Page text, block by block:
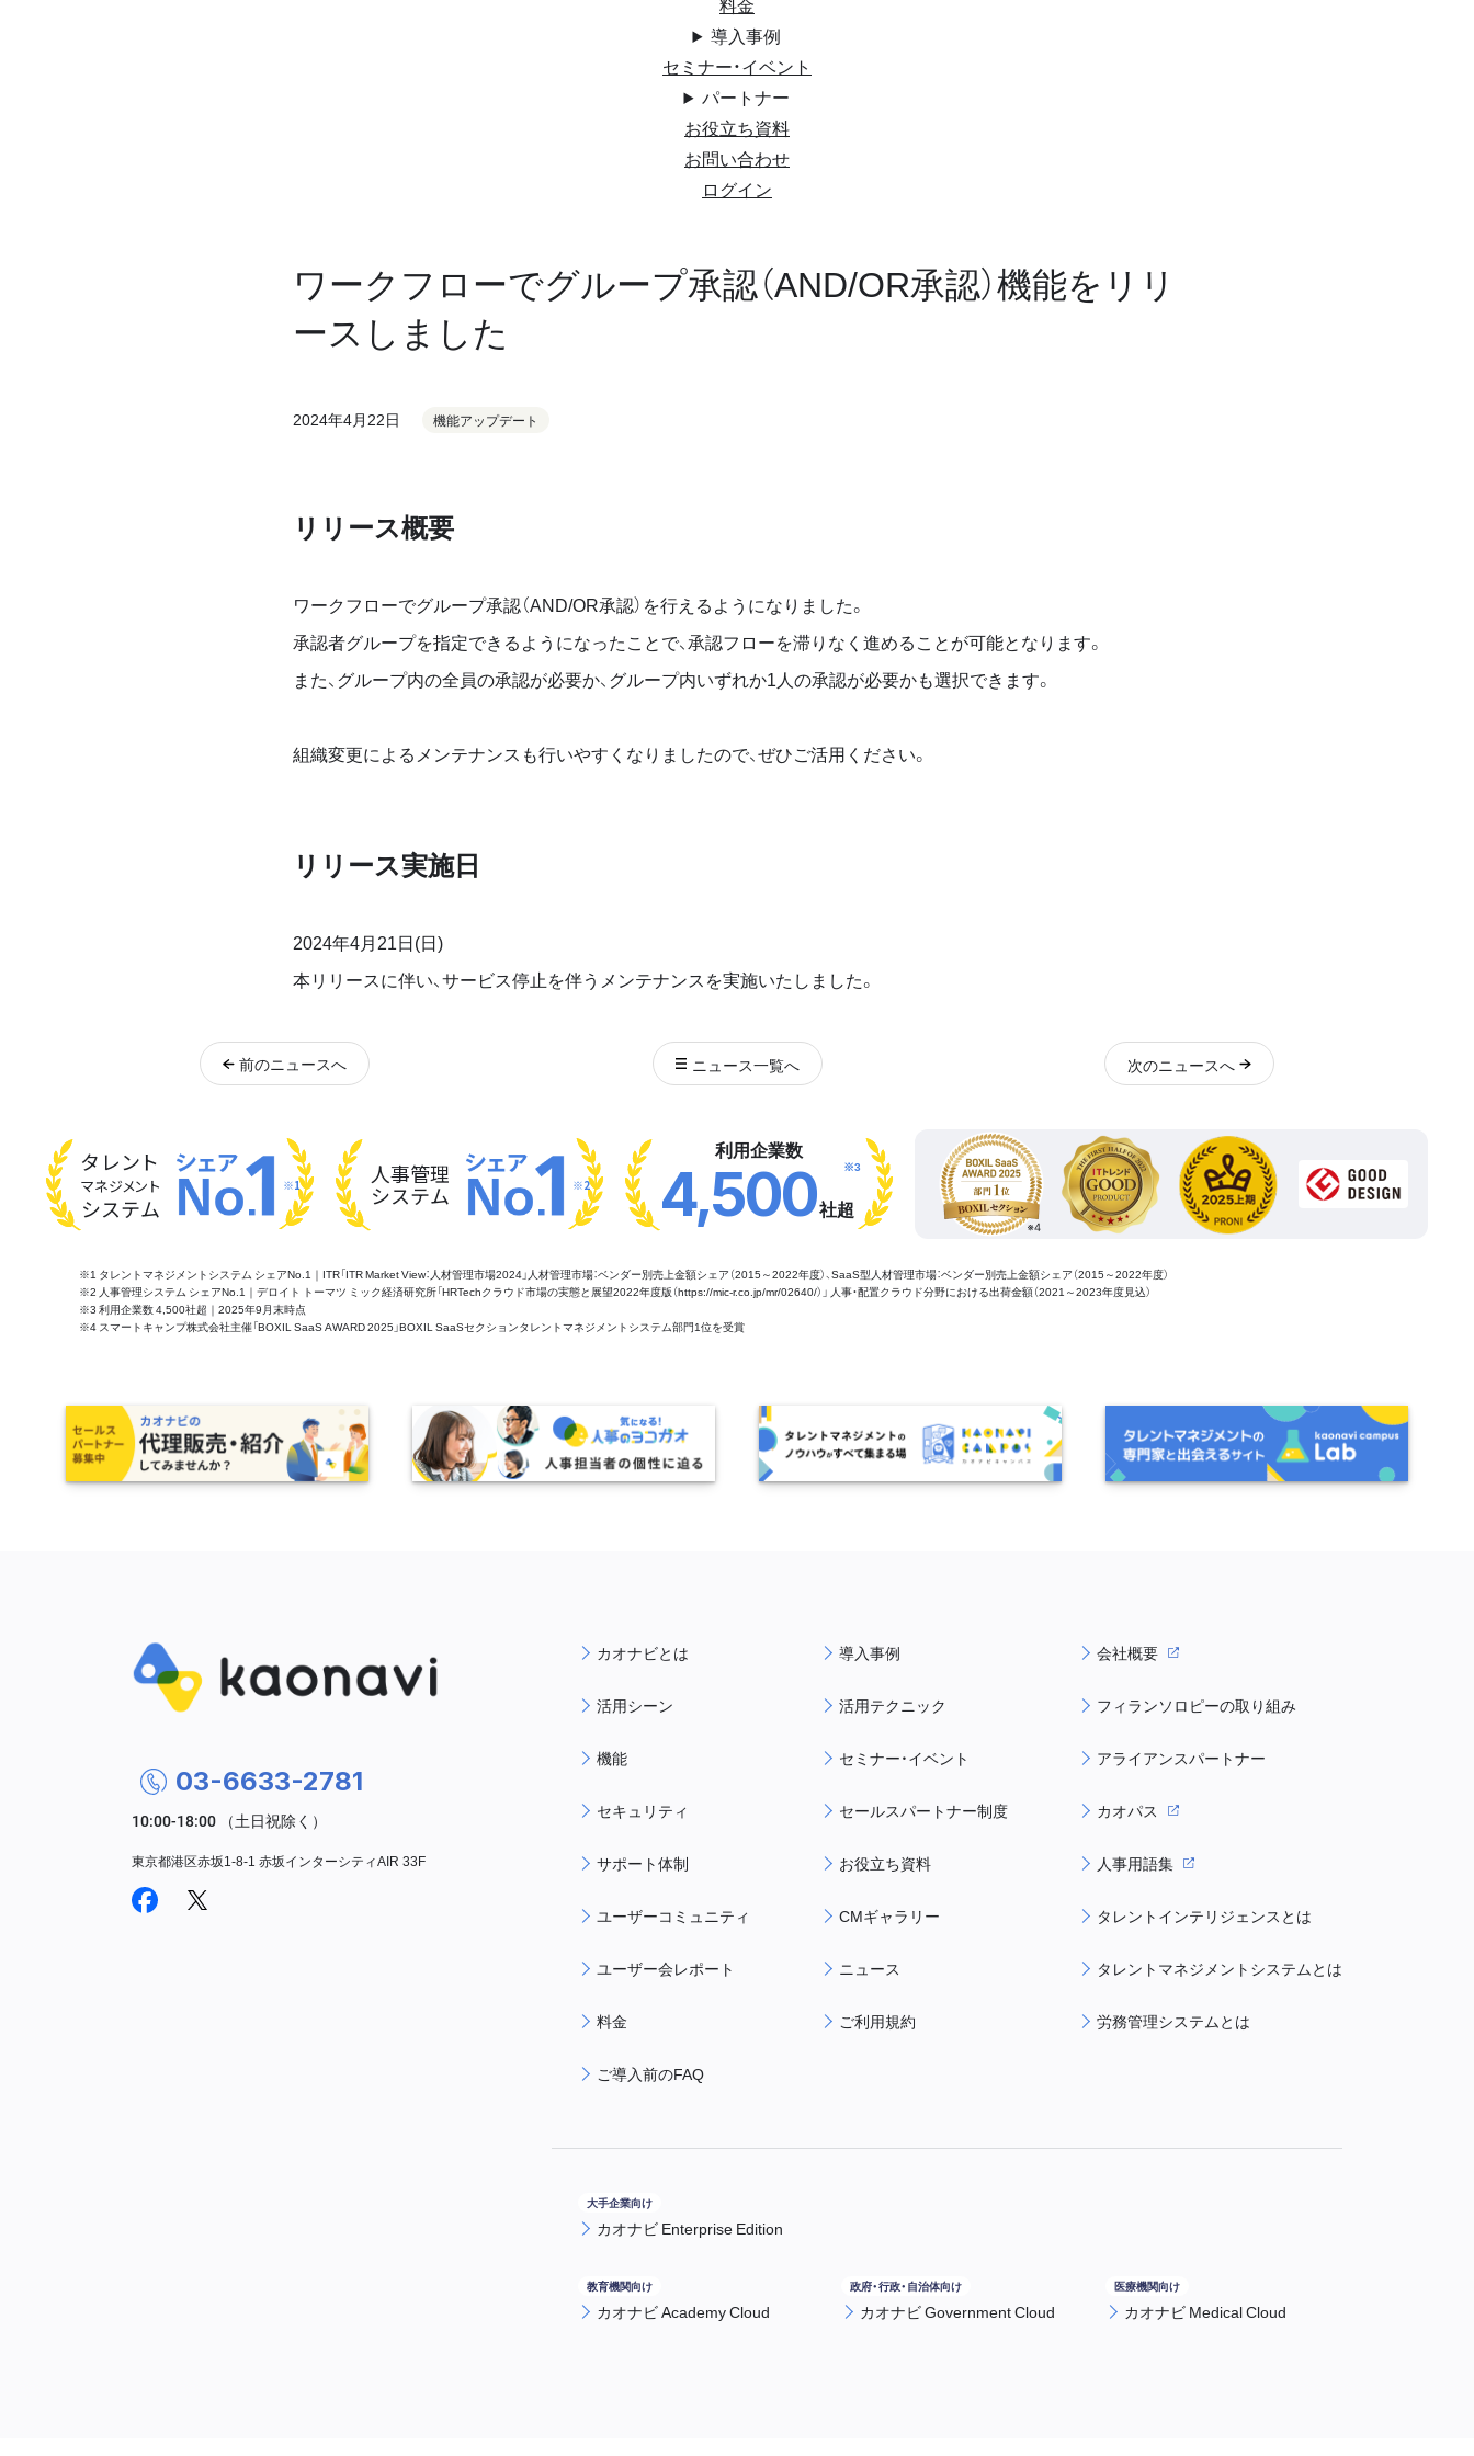
導入事例
セミナー・イベント
パートナー
お役立ち資料
お問い合わせ
ログイン
ワークフローでグループ承認（AND/OR承認）機能をリリ
ースしました
2024年4月22日 機能アップデート
リリース概要
ワークフローでグループ承認（AND/OR承認）を行えるようになりました。
承認者グループを指定できるようになったことで、承認フローを滞りなく進めることが可能となります。
また、グループ内の全員の承認が必要か、グループ内いずれか1人の承認が必要かも選択できます。
組織変更によるメンテナンスも行いやすくなりましたので、ぜひご活用ください。
リリース実施日
2024年4月21日(日)
本リリースに伴い、サービス停止を伴うメンテナンスを実施いたしました。
前のニュースへ ニュース一覧へ 次のニュースへ
タレント
マネジメント
システム
※1 人事管理
システム ※2
利用企業数
4,500社超
※3
※1 タレントマネジメントシステム シェアNo.1｜ITR「ITR Market View：人材管理市場2024」人材管理市場：ベンダー別売上金額シェア（2015～2022年度）、SaaS型人材管理市場：ベンダー別売上金額シェア（2015～2022年度）
※2 人事管理システム シェアNo.1｜デロイト トーマツ ミック経済研究所「HRTechクラウド市場の実態と展望2022年度版（https://mic-r.co.jp/mr/02640/）」 人事・配置クラウド分野における出荷金額（2021～2023年度見込）
※3 利用企業数 4,500社超｜2025年9月末時点
※4 スマートキャンプ株式会社主催「BOXIL SaaS AWARD 2025」BOXIL SaaSセクションタレントマネジメントシステム部門1位を受賞
カオナビとは
活用シーン
機能
セキュリティ
サポート体制
ユーザーコミュニティ
ユーザー会レポート
料金
ご導入前のFAQ
導入事例
活用テクニック
セミナー・イベント
セールスパートナー制度
お役立ち資料
CMギャラリー
ニュース
ご利用規約
会社概要
フィランソロピーの取り組み
アライアンスパートナー
カオパス
人事用語集
タレントインテリジェンスとは
タレントマネジメントシステムとは
労務管理システムとは
カオナビ Enterprise Edition
カオナビ Academy Cloud カオナビ Government Cloud カオナビ Medical Cloud
03-6633-2781
東京都港区赤坂1-8-1 赤坂インターシティAIR 33F